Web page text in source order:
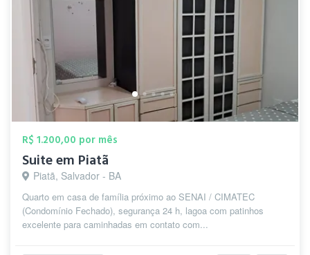
R$ 1.200,00 por mês
Suite em Piatã
Piatã, Salvador - BA
Quarto em casa de família próximo ao SENAI / CIMATEC
(Condomínio Fechado), segurança 24 h, lagoa com patinhos
excelente para caminhadas em contato com...